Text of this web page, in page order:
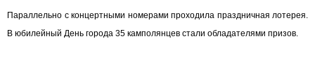
Параллельно с концертными номерами проходила праздничная лотерея.
В юбилейный День города 35 камполянцев стали обладателями призов.